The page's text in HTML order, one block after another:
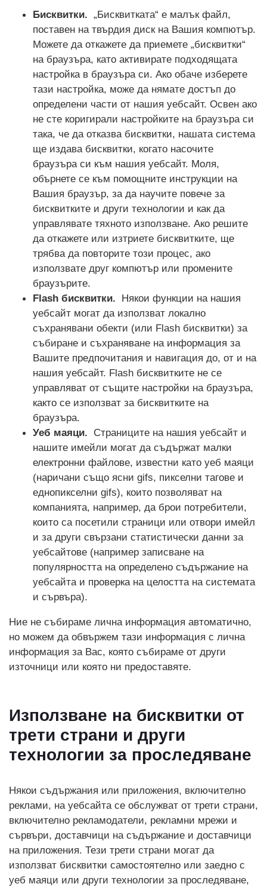
Бисквитки. „Бисквитката“ е малък файл,
поставен на твърдия диск на Вашия компютър.
Можете да откажете да приемете „бисквитки“
на браузъра, като активирате подходящата
настройка в браузъра си. Ако обаче изберете
тази настройка, може да нямате достъп до
определени части от нашия уебсайт. Освен ако
не сте коригирали настройките на браузъра си
така, че да отказва бисквитки, нашата система
ще издава бисквитки, когато насочите
браузъра си към нашия уебсайт. Моля,
обърнете се към помощните инструкции на
Вашия браузър, за да научите повече за
бисквитките и други технологии и как да
управлявате тяхното използване. Ако решите
да откажете или изтриете бисквитките, ще
трябва да повторите този процес, ако
използвате друг компютър или промените
браузърите.
Flash бисквитки. Някои функции на нашия
уебсайт могат да използват локално
съхранявани обекти (или Flash бисквитки) за
събиране и съхраняване на информация за
Вашите предпочитания и навигация до, от и на
нашия уебсайт. Flash бисквитките не се
управляват от същите настройки на браузъра,
както се използват за бисквитките на
браузъра.
Уеб маяци. Страниците на нашия уебсайт и
нашите имейли могат да съдържат малки
електронни файлове, известни като уеб маяци
(наричани също ясни gifs, пикселни тагове и
еднопикселни gifs), които позволяват на
компанията, например, да брои потребители,
които са посетили страници или отвори имейл
и за други свързани статистически данни за
уебсайтове (например записване на
популярността на определено съдържание на
уебсайта и проверка на целостта на системата
и сървъра).
Ние не събираме лична информация автоматично,
но можем да обвържем тази информация с лична
информация за Вас, която събираме от други
източници или която ни предоставяте.
Използване на бисквитки от
трети страни и други
технологии за проследяване
Някои съдържания или приложения, включително
реклами, на уебсайта се обслужват от трети страни,
включително рекламодатели, рекламни мрежи и
сървъри, доставчици на съдържание и доставчици
на приложения. Тези трети страни могат да
използват бисквитки самостоятелно или заедно с
уеб маяци или други технологии за проследяване,